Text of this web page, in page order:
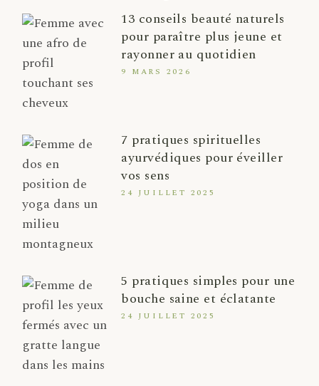
13 conseils beauté naturels
pour paraître plus jeune et
rayonner au quotidien
9 MARS 2026
7 pratiques spirituelles
ayurvédiques pour éveiller
vos sens
24 JUILLET 2025
5 pratiques simples pour une
bouche saine et éclatante
24 JUILLET 2025